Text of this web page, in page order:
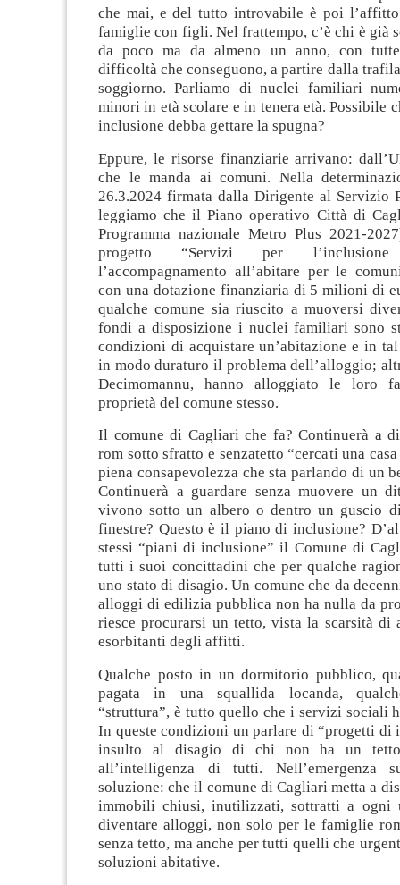
che mai, e del tutto introvabile è poi
famiglie con figli. Nel frattempo, c’è chi è già
da poco ma da almeno un anno, con
difficoltà che conseguono, a partire dalla
soggiorno. Parliamo di nuclei familiari
minori in età scolare e in tenera età. Possibile
inclusione debba gettare la spugna?
Eppure, le risorse finanziarie arrivano:
che le manda ai comuni. Nella
26.3.2024 firmata dalla Dirigente al Servizio
leggiamo che il Piano operativo Città di
Programma nazionale Metro Plus 2021-
progetto “Servizi per
l’accompagnamento all’abitare per le
con una dotazione finanziaria di 5 milioni di
qualche comune sia riuscito a muoversi
fondi a disposizione i nuclei familiari sono
condizioni di acquistare un’abitazione e in
in modo duraturo il problema dell’alloggio;
Decimomannu, hanno alloggiato le loro
proprietà del comune stesso.
Il comune di Cagliari che fa? Continuerà a
rom sotto sfratto e senzatetto “cercati una
piena consapevolezza che sta parlando di un
Continuerà a guardare senza muovere un
vivono sotto un albero o dentro un guscio
finestre? Questo è il piano di inclusione?
stessi “piani di inclusione” il Comune di
tutti i suoi concittadini che per qualche
uno stato di disagio. Un comune che da
alloggi di edilizia pubblica non ha nulla da
riesce procurarsi un tetto, vista la scarsità
esorbitanti degli affitti.
Qualche posto in un dormitorio pubblico,
pagata in una squallida locanda,
“struttura”, è tutto quello che i servizi sociali
In queste condizioni un parlare di “progetti di
insulto al disagio di chi non ha un
all’intelligenza di tutti. Nell’emergenza
soluzione: che il comune di Cagliari metta a
immobili chiusi, inutilizzati, sottratti a ogni
diventare alloggi, non solo per le famiglie
senza tetto, ma anche per tutti quelli che
soluzioni abitative.